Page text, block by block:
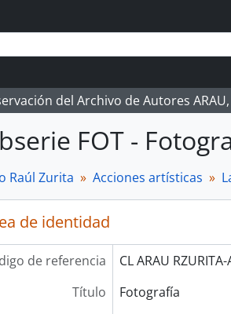
del Archivo de Autores
FOT -
Raúl Zurita Acciones artísticas
de identidad
de referencia
CL ARAU
Título
Fotografía